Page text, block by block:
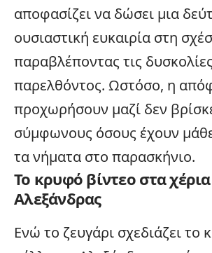
αποφασίζει να δώσει μια
ουσιαστική ευκαιρία στη
παραβλέποντας τις
παρελθόντος. Ωστόσο, η
προχωρήσουν μαζί δεν
σύμφωνους όσους έχουν
τα νήματα στο παρασκήνιο.
Το κρυφό βίντεο στα
Αλεξάνδρας
Ενώ το ζευγάρι σχεδιάζει το